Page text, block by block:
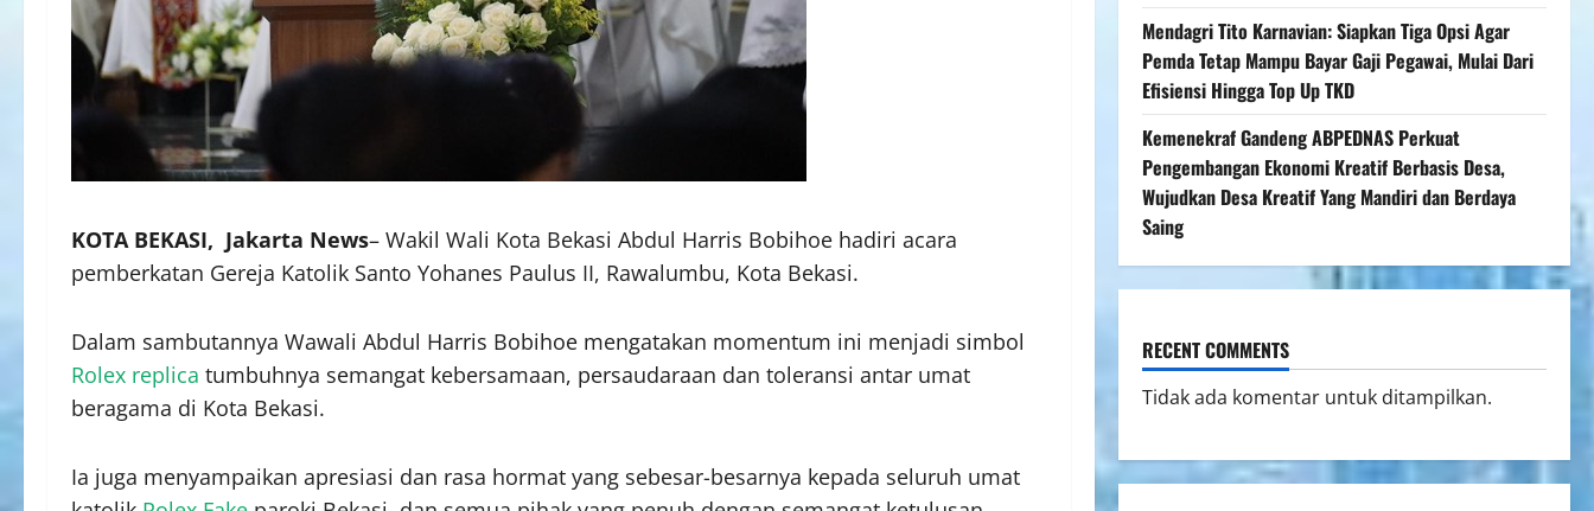
KOTA BEKASI, Jakarta News– Wakil Wali Kota Bekasi Abdul Harris Bobihoe hadiri acara
pemberkatan Gereja Katolik Santo Yohanes Paulus II, Rawalumbu, Kota Bekasi.
Dalam sambutannya Wawali Abdul Harris Bobihoe mengatakan momentum ini menjadi simbol
Rolex replica tumbuhnya semangat kebersamaan, persaudaraan dan toleransi antar umat
beragama di Kota Bekasi.
Ia juga menyampaikan apresiasi dan rasa hormat yang sebesar-besarnya kepada seluruh umat
Mendagri Tito Karnavian: Siapkan Tiga Opsi Agar
Pemda Tetap Mampu Bayar Gaji Pegawai, Mulai Dari
Efisiensi Hingga Top Up TKD
Kemenekraf Gandeng ABPEDNAS Perkuat
Pengembangan Ekonomi Kreatif Berbasis Desa,
Wujudkan Desa Kreatif Yang Mandiri dan Berdaya
Saing
RECENT COMMENTS
Tidak ada komentar untuk ditampilkan.